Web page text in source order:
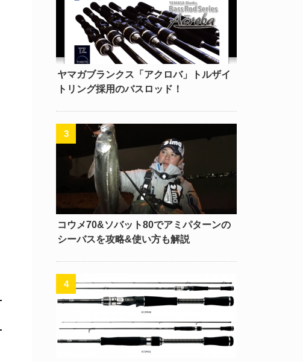
ヤマガブランクス「アクロバ」トルザイ
トリング採用のバスロッド！
コウメ70&ソバット80でアミパターンの
シーバスを攻略&使い方も解説